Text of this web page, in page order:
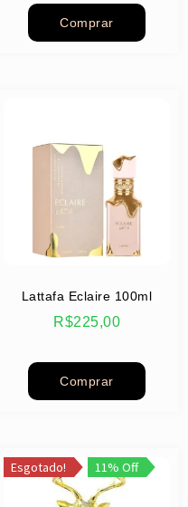
Comprar
Lattafa Eclaire 100ml
R$225,00
Comprar
Esgotado! 11% Off